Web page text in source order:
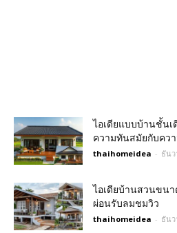
ไอเดียแบบบ้านชั้นเ
ความทันสมัยกับคว
thaihomeidea - ธันว
ไอเดียบ้านสวนขนา
ผ่อนรับลมชมวิว
thaihomeidea - ธันว